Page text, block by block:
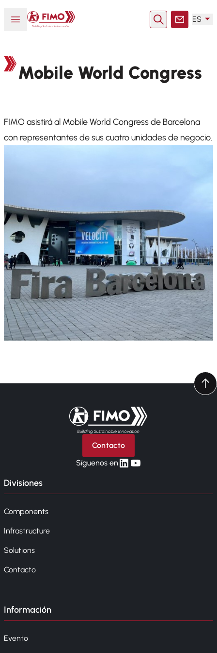
Abrir o cerrar el menú
Volver a la página principal
Buscar enContacto
ES
Mobile World Congress
FIMO asistirá al Mobile World Congress de Barcelona
con representantes de sus cuatro unidades de negocio.
Volver a la página principal
Contacto
Síguenos enlinkedin
yt
Divisiones
Components
Infrastructure
Solutions
Contacto
Información
Evento